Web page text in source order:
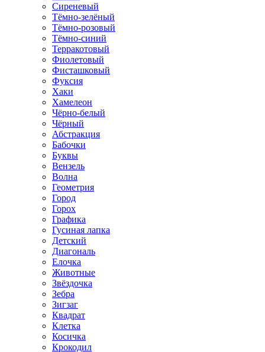
Сиреневый
Тёмно-зелёный
Тёмно-розовый
Тёмно-синий
Терракотовый
Фиолетовый
Фисташковый
Фуксия
Хаки
Хамелеон
Чёрно-белый
Чёрный
Абстракция
Бабочки
Буквы
Вензель
Волна
Геометрия
Город
Горох
Графика
Гусиная лапка
Детский
Диагональ
Елочка
Животные
Звёздочка
Зебра
Зигзаг
Квадрат
Клетка
Косичка
Крокодил